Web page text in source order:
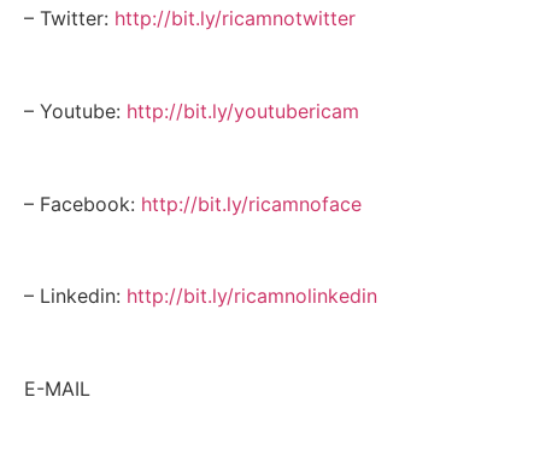
– Twitter: http://bit.ly/ricamnotwitter
– Youtube: http://bit.ly/youtubericam
– Facebook: http://bit.ly/ricamnoface
– Linkedin: http://bit.ly/ricamnolinkedin
E-MAIL